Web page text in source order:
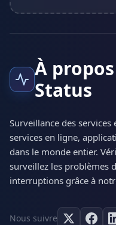
À
Status
Surveillance des
services en ligne,
dans le monde entier.
surveillez les problèmes
interruptions grâce à
Nous suivre